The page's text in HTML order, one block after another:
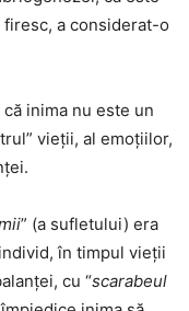
firesc, a considerat-o
inima nu este un
vieţii, al emoţiilor,
” (a sufletului) era
în timpul vieţii
cu “scarabeul